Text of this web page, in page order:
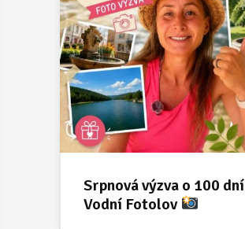
Srpnová výzva o 100 dní
Vodní Fotolov